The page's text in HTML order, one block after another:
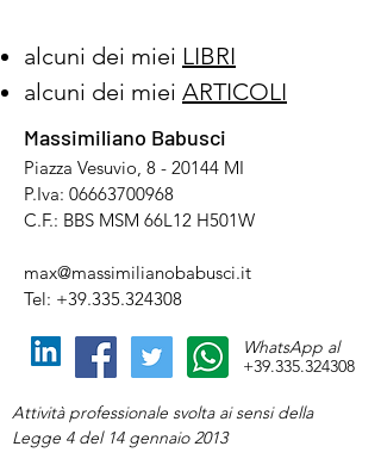
alcuni dei miei LIBRI
alcuni dei miei ARTICOLI
Massimiliano Babusci
Piazza Vesuvio, 8 - 20144 MI
P.Iva: 06663700968
C.F.: BBS MSM 66L12 H501W
max@massimilianobabusci.it
Tel: +39.335.324308
WhatsApp al
+39.335.324308
Attività professionale svolta ai sensi della
Legge 4 del 14 gennaio 2013